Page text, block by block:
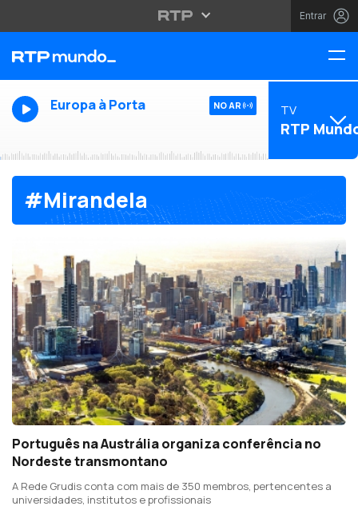
Entrar
Europa à Porta NO AR TV
RTP
#Mirandela
Português na Austrália organiza conferência no
Nordeste transmontano
A Rede Grudis conta com mais de 350 membros, pertencentes a
universidades, institutos e profissionais